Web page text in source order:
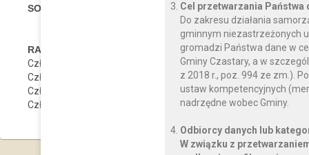
SOŁECTWO CZASTARY II Liczba mieszkańców sołectwa:
RADA SOŁECKA:
Członek Rady Sołeckiej Leszek Kapral
Członek Rady Sołeckiej Tadeusz Lis
Członek Rady Sołeckiej Tadeusz Ostrycharz
Członek Rady Sołeckiej Henryk Sadowy
Cel przetwarzania Państwa
Do zakresu działania
gminnym niezastrzeżonych
gromadzi Państwa dane w
Gminy Czastary, a w
z 2018 r., poz. 994 ze zm.).
ustaw kompetencyjnych
nadrzędne wobec Gminy.
Odbiorcy danych lub
W związku z